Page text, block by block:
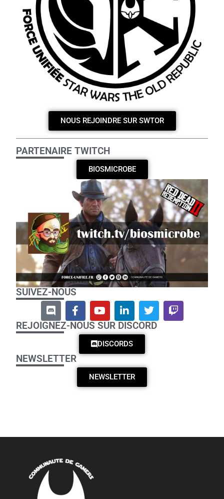
NOUS REJOINDRE SUR SWTOR
PARTENAIRE TWITCH
BIOSMICROBE
SUIVEZ-NOUS
REJOIGNEZ-NOUS SUR DISCORD
DISCORDS
NEWSLETTER
NEWSLETTER